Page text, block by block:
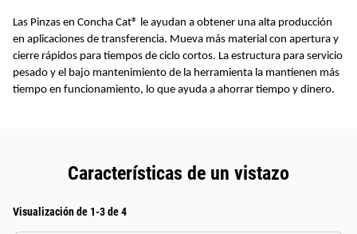
Las Pinzas en Concha Cat® le ayudan a obtener una alta producción
en aplicaciones de transferencia. Mueva más material con apertura y
cierre rápidos para tiempos de ciclo cortos. La estructura para servicio
pesado y el bajo mantenimiento de la herramienta la mantienen más
tiempo en funcionamiento, lo que ayuda a ahorrar tiempo y dinero.
Características de un vistazo
Visualización de 1-3 de 4